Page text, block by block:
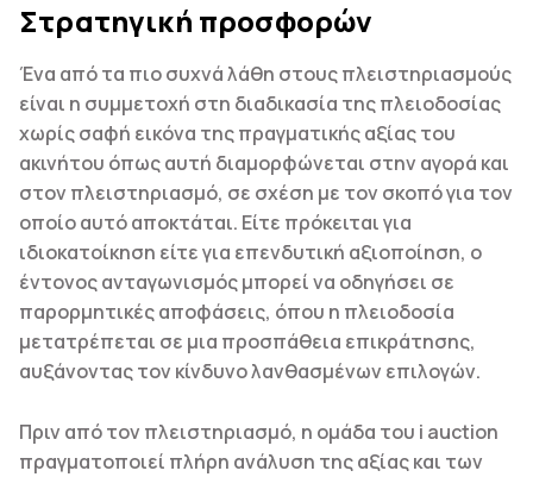
Στρατηγική προσφορών
Ένα από τα πιο συχνά λάθη στους πλειστηριασμούς
είναι η συμμετοχή στη διαδικασία της πλειοδοσίας
χωρίς σαφή εικόνα της πραγματικής αξίας του
ακινήτου όπως αυτή διαμορφώνεται στην αγορά και
στον πλειστηριασμό, σε σχέση με τον σκοπό για τον
οποίο αυτό αποκτάται. Είτε πρόκειται για
ιδιοκατοίκηση είτε για επενδυτική αξιοποίηση, ο
έντονος ανταγωνισμός μπορεί να οδηγήσει σε
παρορμητικές αποφάσεις, όπου η πλειοδοσία
μετατρέπεται σε μια προσπάθεια επικράτησης,
αυξάνοντας τον κίνδυνο λανθασμένων επιλογών.
Πριν από τον πλειστηριασμό, η ομάδα του i auction
πραγματοποιεί πλήρη ανάλυση της αξίας και των